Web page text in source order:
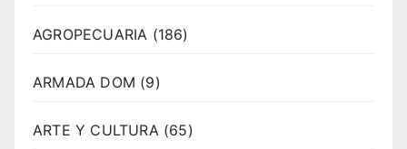
AGROPECUARIA (186)
ARMADA DOM (9)
ARTE Y CULTURA(65)